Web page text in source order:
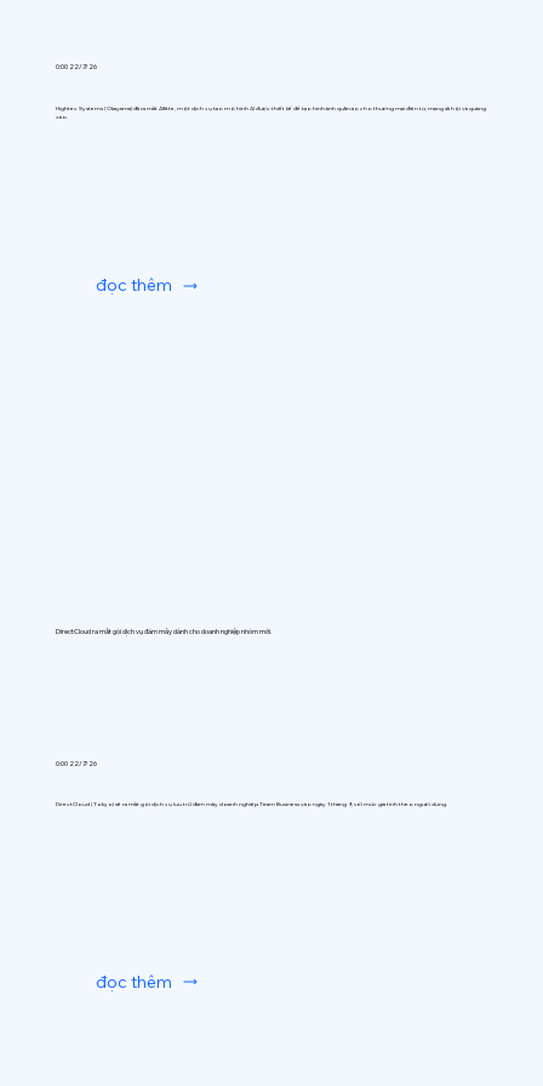
0:00 22/7/26
Hightec Systems (Okayama) đã ra mắt AIfitte, một dịch vụ tạo mô hình AI được thiết kế để tạo hình ảnh quần áo cho thương mại điện tử, mạng xã hội và quảng
cáo.
đọc thêm
DirectCloud ra mắt gói dịch vụ đám mây dành cho doanh nghiệp nhóm mới.
0:00 22/7/26
DirectCloud (Tokyo) sẽ ra mắt gói dịch vụ lưu trữ đám mây doanh nghiệp Team Business vào ngày 1 tháng 9, với mức giá tính theo người dùng.
đọc thêm